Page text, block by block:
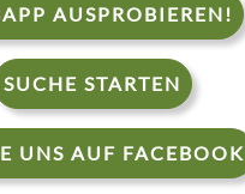
AUSPROBIEREN!
SUCHE STARTEN
UNS AUF FACEBOOK